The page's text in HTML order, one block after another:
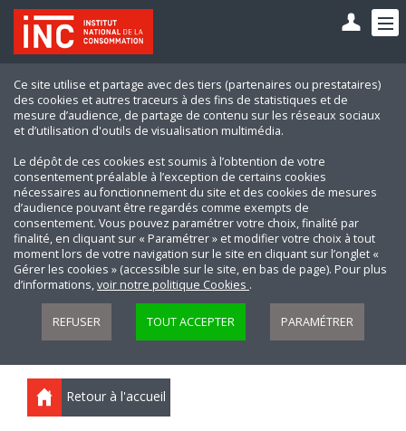
Ce site utilise et partage avec des tiers (partenaires ou prestataires)
des cookies et autres traceurs à des fins de statistiques et de
mesure d’audience, de partage de contenu sur les réseaux sociaux
et d’utilisation d'outils de visualisation multimédia.
Le dépôt de ces cookies est soumis à l’obtention de votre
consentement préalable à l’exception de certains cookies
nécessaires au fonctionnement du site et des cookies de mesures
d’audience pouvant être regardés comme exempts de
consentement. Vous pouvez paramétrer votre choix, finalité par
finalité, en cliquant sur « Paramétrer » et modifier votre choix à tout
moment lors de votre navigation sur le site en cliquant sur l’onglet «
Gérer les cookies » (accessible sur le site, en bas de page). Pour plus
d’informations,voir notre politique Cookies .
REFUSER TOUT ACCEPTER PARAMÉTRER
Retour à l'accueil